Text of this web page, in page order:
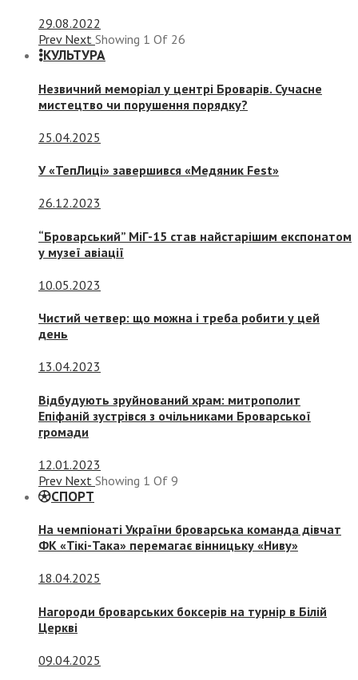
29.08.2022
Prev Next Showing 1 Of 26
КУЛЬТУРА
Незвичний меморіал у центрі Броварів. Сучасне
мистецтво чи порушення порядку?
25.04.2025
У «ТепЛиці» завершився «Медяник Fest»
26.12.2023
“Броварський” МіГ-15 став найстарішим експонатом
у музеї авіації
10.05.2023
Чистий четвер: що можна і треба робити у цей
день
13.04.2023
Відбудують зруйнований храм: митрополит
Епіфаній зустрівся з очільниками Броварської
громади
12.01.2023
Prev Next Showing 1 Of 9
СПОРТ
На чемпіонаті України броварська команда дівчат
ФК «Тікі-Така» перемагає вінницьку «Ниву»
18.04.2025
Нагороди броварських боксерів на турнір в Білій
Церкві
09.04.2025